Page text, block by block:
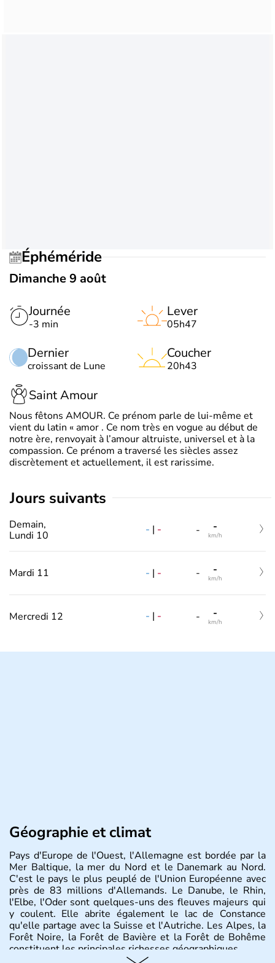
Éphéméride
Dimanche 9 août
Journée
-3 min
Dernier
croissant de Lune
Lever
05h47
Coucher
20h43
Saint Amour
Nous fêtons AMOUR. Ce prénom parle de lui-même et
vient du latin « amor . Ce nom très en vogue au début de
notre ère, renvoyait à l’amour altruiste, universel et à la
compassion. Ce prénom a traversé les siècles assez
discrètement et actuellement, il est rarissime.
jours suivants
Demain,
Lundi 10
- | - - -
km/h
Mardi 11 - | - - -
km/h
Mercredi 12 - | - - -
km/h
Géographie et climat
Pays d'Europe de l'Ouest, l'Allemagne est bordée par la
Mer Baltique, la mer du Nord et le Danemark au Nord.
C'est le pays le plus peuplé de l'Union Européenne avec
près de 83 millions d'Allemands. Le Danube, le Rhin,
l'Elbe, l'Oder sont quelques-uns des fleuves majeurs qui
y coulent. Elle abrite également le lac de Constance
qu'elle partage avec la Suisse et l'Autriche. Les Alpes, la
Forêt Noire, la Forêt de Bavière et la Forêt de Bohême
constituent les principales richesses géographiques.